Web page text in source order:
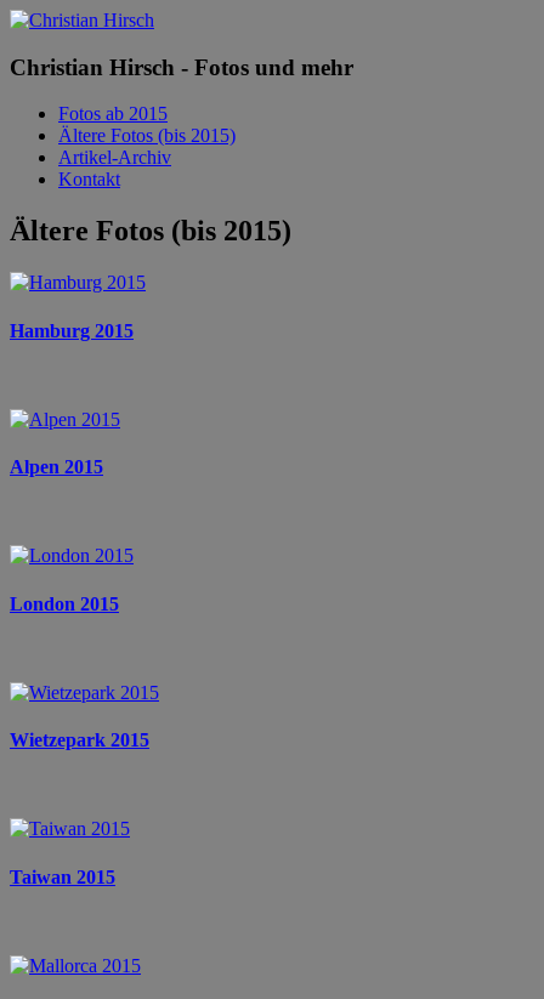
Christian Hirsch - Fotos und mehr
Fotos ab 2015
Ältere Fotos (bis 2015)
Artikel-Archiv
Kontakt
Ältere Fotos (bis 2015)
Hamburg 2015
Alpen 2015
London 2015
Wietzepark 2015
Taiwan 2015